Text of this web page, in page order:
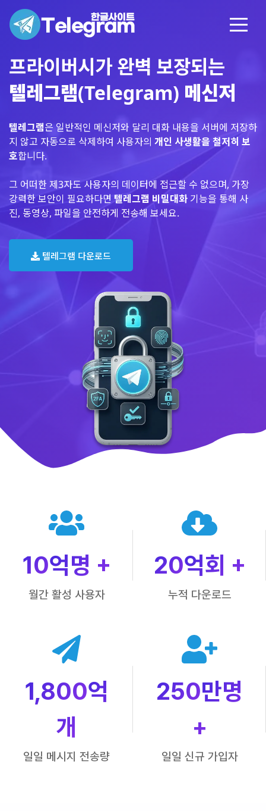
프라이버시가 완벽 보장되는
텔레그램(Telegram) 메신저
텔레그램은 일반적인 메신저와 달리 대화 내용을 서버에 저장하
지 않고 자동으로 삭제하여 사용자의 개인 사생활을 철저히 보
호합니다.
그 어떠한 제3자도 사용자의 데이터에 접근할 수 없으며, 가장
강력한 보안이 필요하다면 텔레그램 비밀대화 기능을 통해 사
진, 동영상, 파일을 안전하게 전송해 보세요.
텔레그램 다운로드
텔레그램 글로벌 이용 통계
10억명 +
월간 활성 사용자
20억회 +
누적 다운로드
1,800억
개
일일 메시지 전송량
250만명
+
일일 신규 가입자